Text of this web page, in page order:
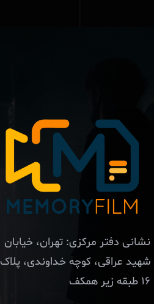
نشانی دفتر مرکزی: تهران، خیابان
شهید عراقی، کوچه خداوندی، پلاک
۱۶ طبقه زیر همکف